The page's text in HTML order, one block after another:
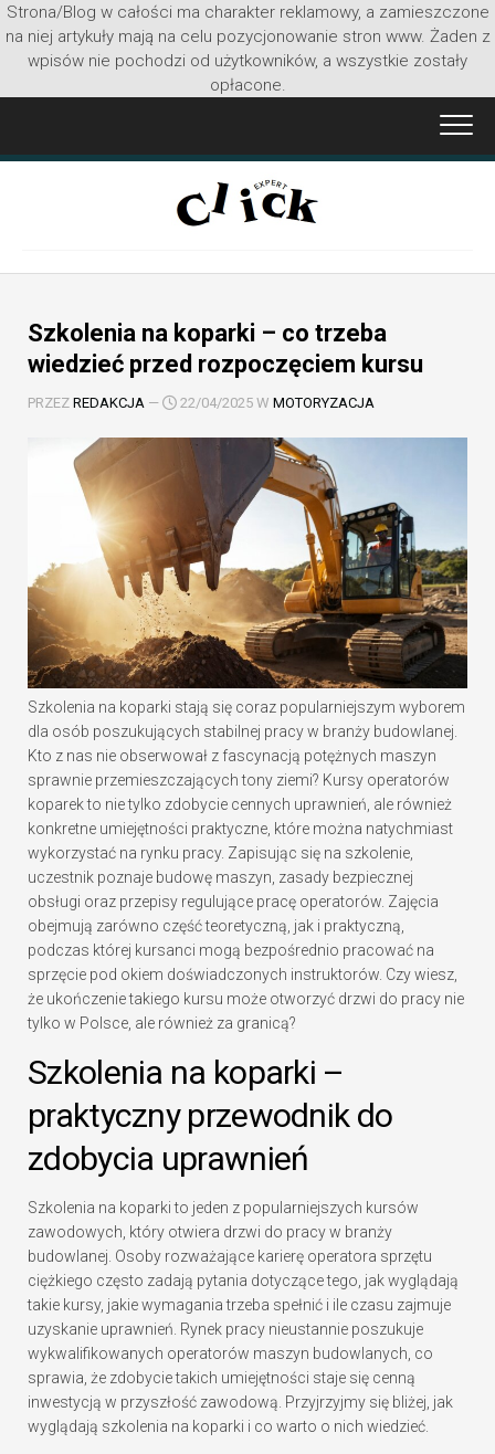
Strona/Blog w całości ma charakter reklamowy, a zamieszczone
na niej artykuły mają na celu pozycjonowanie stron www. Żaden z
wpisów nie pochodzi od użytkowników, a wszystkie zostały
opłacone.
treści
Szkolenia na koparki – co trzeba
wiedzieć przed rozpoczęciem kursu
PRZEZ REDAKCJA — 22/04/2025 W MOTORYZACJA
Szkolenia na koparki stają się coraz popularniejszym wyborem
dla osób poszukujących stabilnej pracy w branży budowlanej.
Kto z nas nie obserwował z fascynacją potężnych maszyn
sprawnie przemieszczających tony ziemi? Kursy operatorów
koparek to nie tylko zdobycie cennych uprawnień, ale również
konkretne umiejętności praktyczne, które można natychmiast
wykorzystać na rynku pracy. Zapisując się na szkolenie,
uczestnik poznaje budowę maszyn, zasady bezpiecznej
obsługi oraz przepisy regulujące pracę operatorów. Zajęcia
obejmują zarówno część teoretyczną, jak i praktyczną,
podczas której kursanci mogą bezpośrednio pracować na
sprzęcie pod okiem doświadczonych instruktorów. Czy wiesz,
że ukończenie takiego kursu może otworzyć drzwi do pracy nie
tylko w Polsce, ale również za granicą?
Szkolenia na koparki –
praktyczny przewodnik do
zdobycia uprawnień
Szkolenia na koparki to jeden z popularniejszych kursów
zawodowych, który otwiera drzwi do pracy w branży
budowlanej. Osoby rozważające karierę operatora sprzętu
ciężkiego często zadają pytania dotyczące tego, jak wyglądają
takie kursy, jakie wymagania trzeba spełnić i ile czasu zajmuje
uzyskanie uprawnień. Rynek pracy nieustannie poszukuje
wykwalifikowanych operatorów maszyn budowlanych, co
sprawia, że zdobycie takich umiejętności staje się cenną
inwestycją w przyszłość zawodową. Przyjrzyjmy się bliżej, jak
wyglądają szkolenia na koparki i co warto o nich wiedzieć.